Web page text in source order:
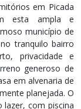
em Picada
esta ampla e
município de
tranquilo bairro
privacidade e
generoso de
em alvenaria de
planejada. O
com piscina